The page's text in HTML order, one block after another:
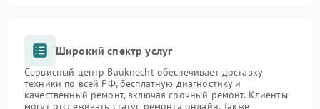
Широкий спектр услуг
Сервисный центр Bauknecht обеспечивает доставку
техники по всей РФ, бесплатную диагностику и
качественный ремонт, включая срочный ремонт. Клиенты
могут отслеживать статус ремонта онлайн. Также